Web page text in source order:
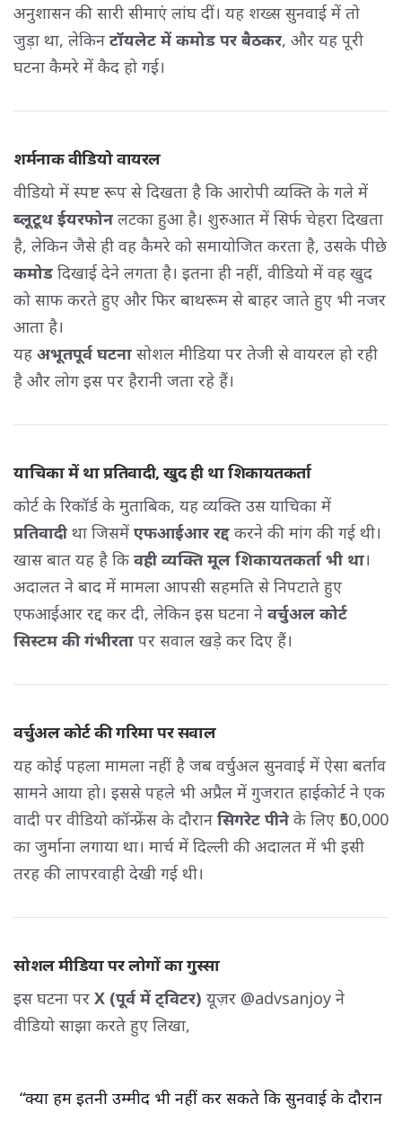
अनुशासन की सारी सीमाएं लांघ दीं। यह शख्स सुनवाई में तो
जुड़ा था, लेकिन टॉयलेट में कमोड पर बैठकर, और यह पूरी
घटना कैमरे में कैद हो गई।
शर्मनाक वीडियो वायरल
वीडियो में स्पष्ट रूप से दिखता है कि आरोपी व्यक्ति के गले में
ब्लूटूथ ईयरफोन लटका हुआ है। शुरुआत में सिर्फ चेहरा दिखता
है, लेकिन जैसे ही वह कैमरे को समायोजित करता है, उसके पीछे
कमोड दिखाई देने लगता है। इतना ही नहीं, वीडियो में वह खुद
को साफ करते हुए और फिर बाथरूम से बाहर जाते हुए भी नजर
आता है।
यह अभूतपूर्व घटना सोशल मीडिया पर तेजी से वायरल हो रही
है और लोग इस पर हैरानी जता रहे हैं।
याचिका में था प्रतिवादी, खुद ही था शिकायतकर्ता
कोर्ट के रिकॉर्ड के मुताबिक, यह व्यक्ति उस याचिका में
प्रतिवादी था जिसमें एफआईआर रद्द करने की मांग की गई थी।
खास बात यह है कि वही व्यक्ति मूल शिकायतकर्ता भी था।
अदालत ने बाद में मामला आपसी सहमति से निपटाते हुए
एफआईआर रद्द कर दी, लेकिन इस घटना ने वर्चुअल कोर्ट
सिस्टम की गंभीरता पर सवाल खड़े कर दिए हैं।
वर्चुअल कोर्ट की गरिमा पर सवाल
यह कोई पहला मामला नहीं है जब वर्चुअल सुनवाई में ऐसा बर्ताव
सामने आया हो। इससे पहले भी अप्रैल में गुजरात हाईकोर्ट ने एक
वादी पर वीडियो कॉन्फ्रेंस के दौरान सिगरेट पीने के लिए ₹50,000
का जुर्माना लगाया था। मार्च में दिल्ली की अदालत में भी इसी
तरह की लापरवाही देखी गई थी।
सोशल मीडिया पर लोगों का गुस्सा
इस घटना पर X (पूर्व में ट्विटर) यूज़र @advsanjoy ने
वीडियो साझा करते हुए लिखा,
“क्या हम इतनी उम्मीद भी नहीं कर सकते कि सुनवाई के दौरान